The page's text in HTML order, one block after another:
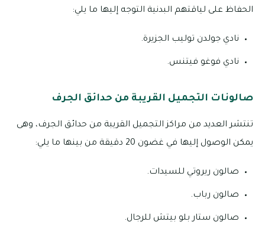
الحفاظ على لياقتهم البدنية التوجه إليها ما يلي:
نادي جولدن توليب الجزيرة.
نادي فوغو فيتنس.
صالونات التجميل القريبة من حدائق الجرف
تنتشر العديد من مراكز التجميل القريبة من حدائق الجرف، وهى
يمكن الوصول إليها في غضون 20 دقيقة من بينها ما يلي:
صالون ريروتي للسيدات.
صالون رباب.
صالون ستار بلو بيتش للرجال.